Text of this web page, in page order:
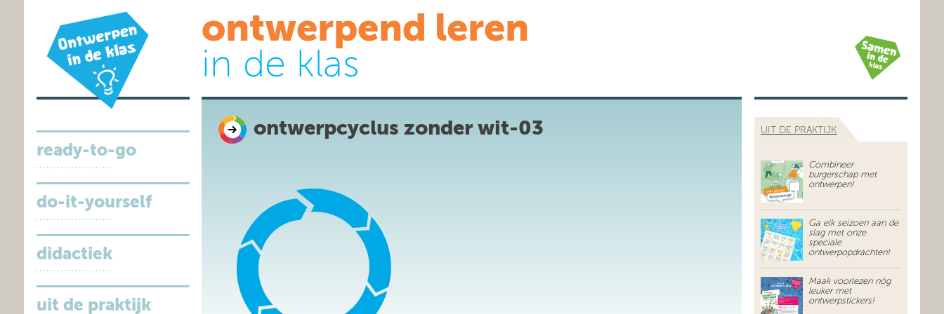
ontwerpend leren
in de klas
ready-to-go
do-it-yourself
didactiek
uit de praktijk
ontwerpcyclus zonder wit-03 UIT DE PRAKTIJK
Combineer
burgerschap met
ontwerpen!
Ga elk seizoen aan de
slag met onze
speciale
ontwerpopdrachten!
Maak voorlezen nóg
leuker met
ontwerpstickers!